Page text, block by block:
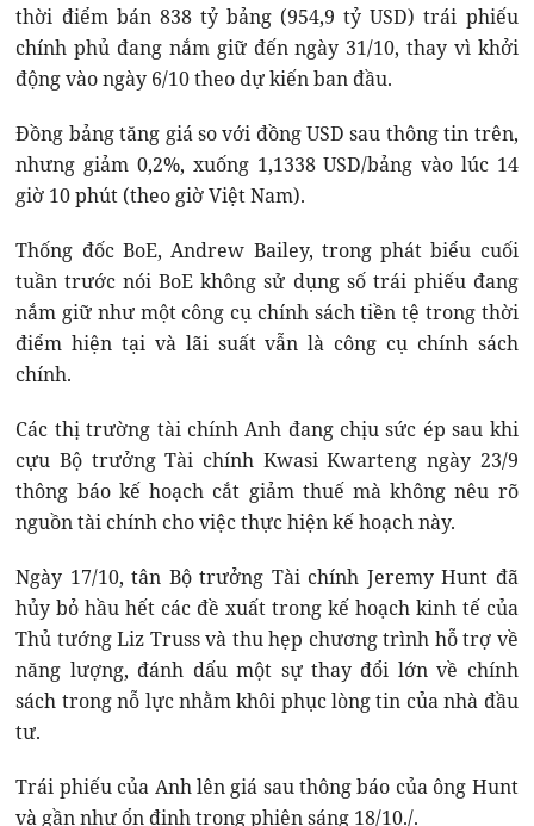
thời điểm bán 838 tỷ bảng (954,9 tỷ USD) trái phiếu
chính phủ đang nắm giữ đến ngày 31/10, thay vì khởi
động vào ngày 6/10 theo dự kiến ban đầu.
Đồng bảng tăng giá so với đồng USD sau thông tin trên,
nhưng giảm 0,2%, xuống 1,1338 USD/bảng vào lúc 14
giờ 10 phút (theo giờ Việt Nam).
Thống đốc BoE, Andrew Bailey, trong phát biểu cuối
tuần trước nói BoE không sử dụng số trái phiếu đang
nắm giữ như một công cụ chính sách tiền tệ trong thời
điểm hiện tại và lãi suất vẫn là công cụ chính sách
chính.
Các thị trường tài chính Anh đang chịu sức ép sau khi
cựu Bộ trưởng Tài chính Kwasi Kwarteng ngày 23/9
thông báo kế hoạch cắt giảm thuế mà không nêu rõ
nguồn tài chính cho việc thực hiện kế hoạch này.
Ngày 17/10, tân Bộ trưởng Tài chính Jeremy Hunt đã
hủy bỏ hầu hết các đề xuất trong kế hoạch kinh tế của
Thủ tướng Liz Truss và thu hẹp chương trình hỗ trợ về
năng lượng, đánh dấu một sự thay đổi lớn về chính
sách trong nỗ lực nhằm khôi phục lòng tin của nhà đầu
tư.
Trái phiếu của Anh lên giá sau thông báo của ông Hunt
và gần như ổn định trong phiên sáng 18/10./.